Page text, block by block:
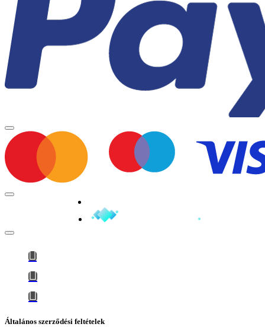
Általános szerződési feltételek